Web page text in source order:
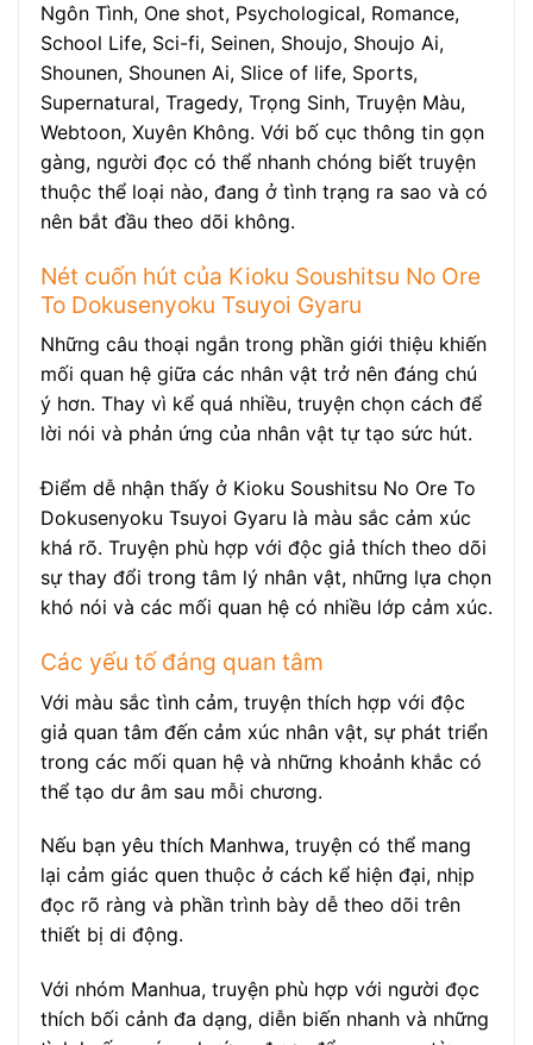
Ngôn Tình, One shot, Psychological, Romance,
School Life, Sci-fi, Seinen, Shoujo, Shoujo Ai,
Shounen, Shounen Ai, Slice of life, Sports,
Supernatural, Tragedy, Trọng Sinh, Truyện Màu,
Webtoon, Xuyên Không. Với bố cục thông tin gọn
gàng, người đọc có thể nhanh chóng biết truyện
thuộc thể loại nào, đang ở tình trạng ra sao và có
nên bắt đầu theo dõi không.
Nét cuốn hút của Kioku Soushitsu No Ore
To Dokusenyoku Tsuyoi Gyaru
Những câu thoại ngắn trong phần giới thiệu khiến
mối quan hệ giữa các nhân vật trở nên đáng chú
ý hơn. Thay vì kể quá nhiều, truyện chọn cách để
lời nói và phản ứng của nhân vật tự tạo sức hút.
Điểm dễ nhận thấy ở Kioku Soushitsu No Ore To
Dokusenyoku Tsuyoi Gyaru là màu sắc cảm xúc
khá rõ. Truyện phù hợp với độc giả thích theo dõi
sự thay đổi trong tâm lý nhân vật, những lựa chọn
khó nói và các mối quan hệ có nhiều lớp cảm xúc.
Các yếu tố đáng quan tâm
Với màu sắc tình cảm, truyện thích hợp với độc
giả quan tâm đến cảm xúc nhân vật, sự phát triển
trong các mối quan hệ và những khoảnh khắc có
thể tạo dư âm sau mỗi chương.
Nếu bạn yêu thích Manhwa, truyện có thể mang
lại cảm giác quen thuộc ở cách kể hiện đại, nhịp
đọc rõ ràng và phần trình bày dễ theo dõi trên
thiết bị di động.
Với nhóm Manhua, truyện phù hợp với người đọc
thích bối cảnh đa dạng, diễn biến nhanh và những